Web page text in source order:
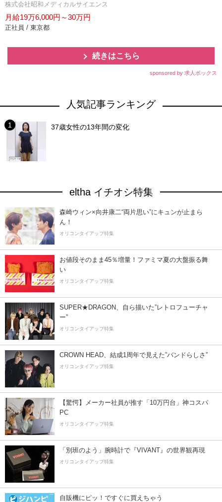
株式会社昭和メディカルサイエンス
月給19万6,000円～30万円
正社員 / 東京都
続きはこちら
sponsored by 求人ボックス
人気記事ランキング
37歳女性の13年間の変化
eltha イチオシ特集
森崎ウィン×向井康二“両片思い”にキュンが止まら
ん！
オリコンタイアップ特集
お値段そのまま45％増量！ファミマ夏の大盤振る舞
い
オリコンタイアップ特集
SUPER★DRAGON、自ら描いた”レトロフューチャ
ー”
オリコンタイアップ特集
CROWN HEAD、結成1周年で見えた”バンドらしさ”
オリコンタイアップ特集
【驚愕】メーカー社員が推す「10万円台」神コスパ
PC
オリコンタイアップ特集
「別班のよう」腕時計で『VIVANT』の世界観再現
オリコンタイアップ特集
自販機にピッ！ですぐに買えちゃう